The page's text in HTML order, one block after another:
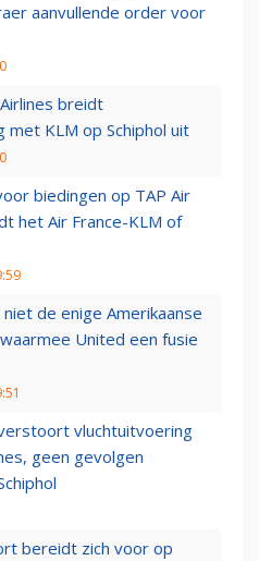
aanvullende order voor
breidt
met KLM op Schiphol uit
biedingen op TAP Air
het Air France-KLM of
de enige Amerikaanse
United een fusie
vluchtuitvoering
geen gevolgen
bereidt zich voor op